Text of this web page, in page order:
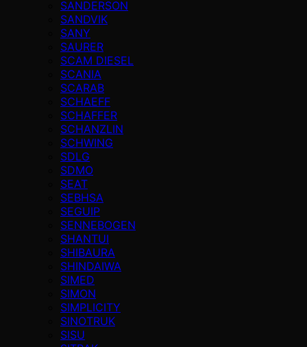
SANDERSON
SANDVIK
SANY
SAURER
SCAM DIESEL
SCANIA
SCARAB
SCHAEFF
SCHAFFER
SCHANZLIN
SCHWING
SDLG
SDMO
SEAT
SEBHSA
SEGUIP
SENNEBOGEN
SHANTUI
SHIBAURA
SHINDAIWA
SIMED
SIMON
SIMPLICITY
SINOTRUK
SISU